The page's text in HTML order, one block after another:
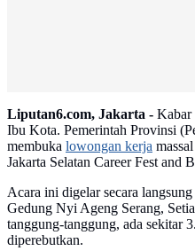
Liputan6.com, Jakarta - Kabar
Ibu Kota. Pemerintah Provinsi
membuka lowongan kerja
Jakarta Selatan Career Fest and
Acara ini digelar secara
Gedung Nyi Ageng Serang,
tanggung-tanggung, ada sekitar
diperebutkan.